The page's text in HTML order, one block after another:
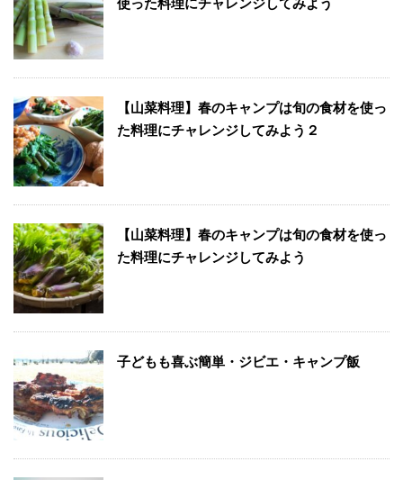
使った料理にチャレンジしてみよう
【山菜料理】春のキャンプは旬の食材を使っ
た料理にチャレンジしてみよう２
【山菜料理】春のキャンプは旬の食材を使っ
た料理にチャレンジしてみよう
子どもも喜ぶ簡単・ジビエ・キャンプ飯